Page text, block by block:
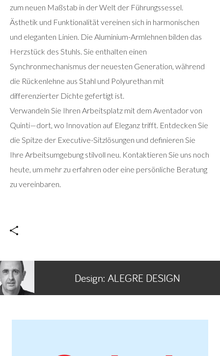
zum neuen Maßstab in der Welt der Führungssessel.
Ästhetik und Funktionalität vereinen sich in harmonischen
und eleganten Linien. Die Aluminium-Armlehnen bilden das
Herzstück des Stuhls. Sie enthalten einen
Synchronmechanismus der neuesten Generation, während
die Rückenlehne aus Stahl und Polyurethan mit
differenzierter Dichte gefertigt ist.
Verwandeln Sie Ihren Arbeitsplatz mit dem Aventador von
Quinti—dort, wo Innovation auf Eleganz trifft. Entdecken Sie
die Spitze der Executive-Sitzlösungen und definieren Sie
Ihre Arbeitsumgebung stilvoll neu. Kontaktieren Sie uns noch
heute, um mehr zu erfahren oder eine persönliche Beratung
zu vereinbaren.
Design: ALEGRE DESIGN